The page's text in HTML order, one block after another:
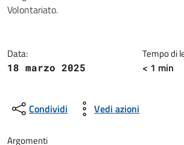
Volontariato.
Data:
18 marzo 2025
Tempo di
< 1 min
Condividi Vedi azioni
Argomenti